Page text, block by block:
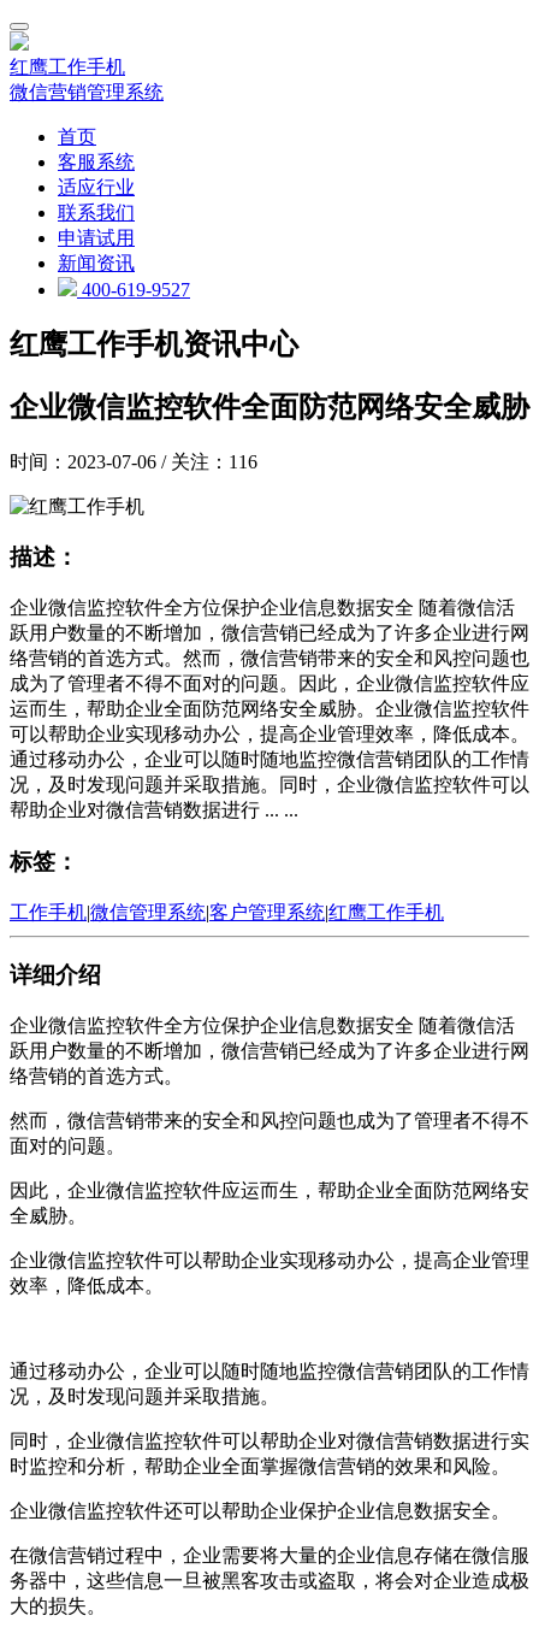
红鹰工作手机
微信营销管理系统
首页
客服系统
适应行业
联系我们
申请试用
新闻资讯
400-619-9527
红鹰工作手机资讯中心
企业微信监控软件全面防范网络安全威胁
时间：2023-07-06 / 关注：116
描述：
企业微信监控软件全方位保护企业信息数据安全 随着微信活
跃用户数量的不断增加，微信营销已经成为了许多企业进行网
络营销的首选方式。然而，微信营销带来的安全和风控问题也
成为了管理者不得不面对的问题。因此，企业微信监控软件应
运而生，帮助企业全面防范网络安全威胁。企业微信监控软件
可以帮助企业实现移动办公，提高企业管理效率，降低成本。
通过移动办公，企业可以随时随地监控微信营销团队的工作情
况，及时发现问题并采取措施。同时，企业微信监控软件可以
帮助企业对微信营销数据进行 ... ...
标签：
工作手机|微信管理系统|客户管理系统|红鹰工作手机
详细介绍
企业微信监控软件全方位保护企业信息数据安全 随着微信活
跃用户数量的不断增加，微信营销已经成为了许多企业进行网
络营销的首选方式。
然而，微信营销带来的安全和风控问题也成为了管理者不得不
面对的问题。
因此，企业微信监控软件应运而生，帮助企业全面防范网络安
全威胁。
企业微信监控软件可以帮助企业实现移动办公，提高企业管理
效率，降低成本。
通过移动办公，企业可以随时随地监控微信营销团队的工作情
况，及时发现问题并采取措施。
同时，企业微信监控软件可以帮助企业对微信营销数据进行实
时监控和分析，帮助企业全面掌握微信营销的效果和风险。
企业微信监控软件还可以帮助企业保护企业信息数据安全。
在微信营销过程中，企业需要将大量的企业信息存储在微信服
务器中，这些信息一旦被黑客攻击或盗取，将会对企业造成极
大的损失。